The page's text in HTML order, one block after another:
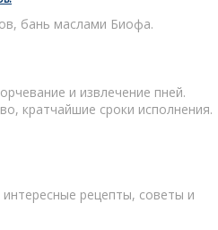
бань маслами Биофа.
и извлечение пней.
кратчайшие сроки исполнения.
рецепты, советы и